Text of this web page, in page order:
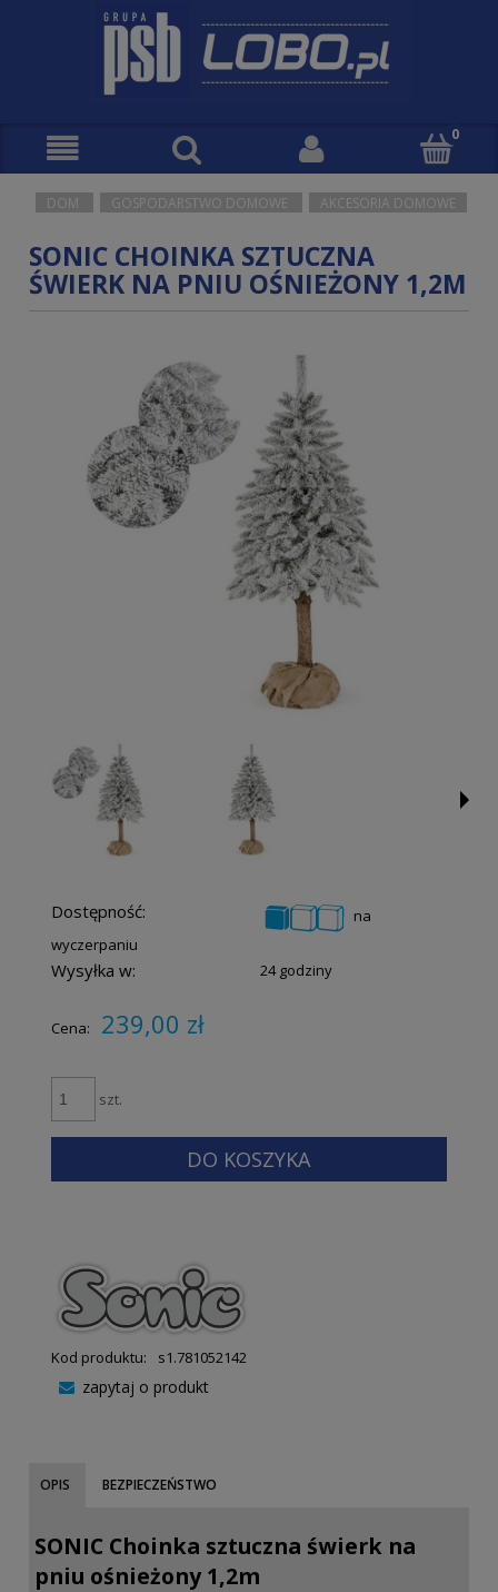
DOM GOSPODARSTWO DOMOWE AKCESORIA DOMOWE
SONIC CHOINKA SZTUCZNA
ŚWIERK NA PNIU OŚNIEŻONY 1,2M
Dostępność:
na
wyczerpaniu
Wysyłka w: 24 godziny
Cena: 239,00 zł
szt.
DO KOSZYKA
Kod produktu: s1.781052142
zapytaj o produkt
OPIS BEZPIECZEŃSTWO
SONIC Choinka sztuczna świerk na
pniu ośnieżony 1,2m